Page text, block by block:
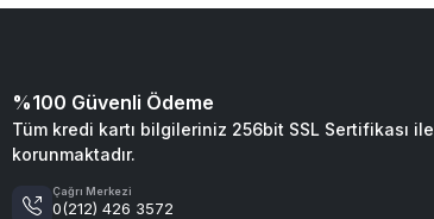
%100 Güvenli Ödeme
Tüm kredi kartı bilgileriniz 256bit SSL Sertifikası ile
korunmaktadır.
Çağrı Merkezi
0(212) 426 3572